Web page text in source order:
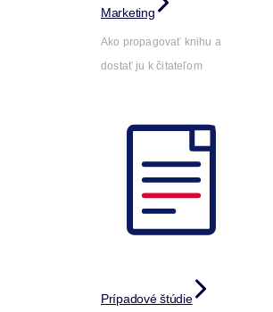
Marketing
Ako propagovať knihu a
dostať ju k čitateľom
Prípadové štúdie